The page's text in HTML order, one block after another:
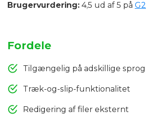
Brugervurdering: 4,5 ud af 5 på G2
Fordele
Tilgængelig på adskillige sprog
Træk-og-slip-funktionalitet
Redigering af filer eksternt